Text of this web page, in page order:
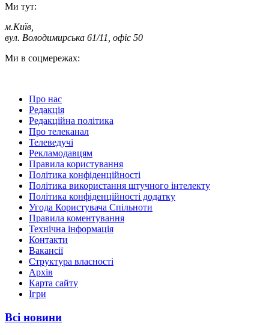
Ми тут:
м.Київ
вул. Володимирська 61/11, офіс 50
Ми в соцмережах:
Про нас
Редакція
Редакційна політика
Про телеканал
Телеведучі
Рекламодавцям
Правила користування
Політика конфіденційності
Політика використання штучного інтелекту
Політика конфіденційності додатку
Угода Користувача Спільноти
Правила коментування
Технічна інформація
Контакти
Вакансії
Структура власності
Архів
Карта сайту
Ігри
Всі новини